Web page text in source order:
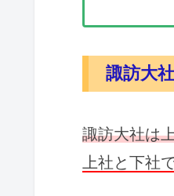
諏訪大
諏訪大社は
上社と下社